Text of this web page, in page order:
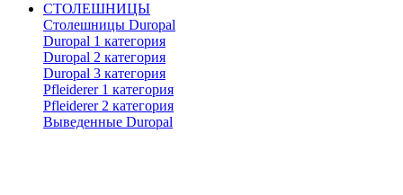
СТОЛЕШНИЦЫ
Столешницы Duropal
Duropal 1 категория
Duropal 2 категория
Duropal 3 категория
Pfleiderer 1 категория
Pfleiderer 2 категория
Выведенные Duropal